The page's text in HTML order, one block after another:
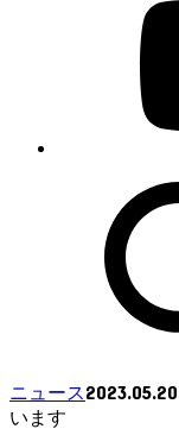
ニュース2023.05.20
います